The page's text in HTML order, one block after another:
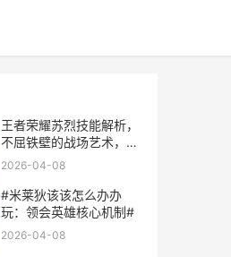
王者荣耀苏烈技能解析，
不屈铁壁的战场艺术，副
标题，巨柱撼山河烽火铸
2026-04-08
#米莱狄该该怎么办办
玩：领会英雄核心机制#
2026-04-08